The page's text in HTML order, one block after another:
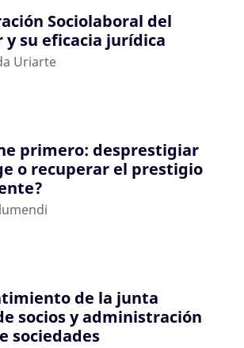
Sociolaboral del
y su eficacia jurídica
Uriarte
primero: desprestigiar
o recuperar el prestigio
de la junta
socios y administración
sociedades